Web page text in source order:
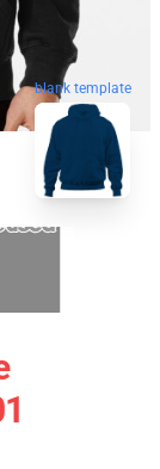
blank template